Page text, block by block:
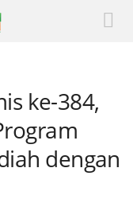
ke-384,
dengan